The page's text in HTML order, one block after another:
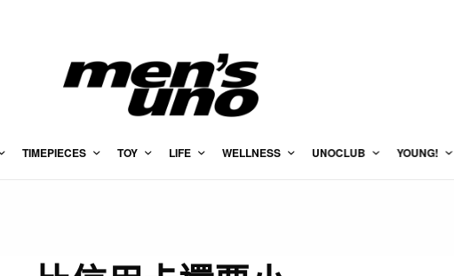
TIMEPIECES TOY LIFE WELLNESS UNOCLUB YOUNG!